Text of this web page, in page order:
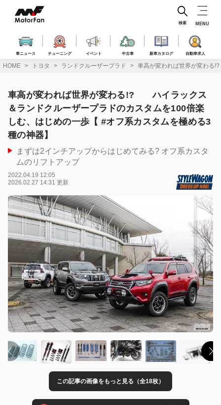
ス
車ニュース チューニング イベント 中古車 新車カタログ 自動車求人
検索 MENU
HOME トヨタ ランドクルーザープラド 車高が変われば世界が変わる
車高が変われば世界が変わる!? ハイラックス
＆ランドクルーザープラドのカスタムを100倍楽
しむ、はじめの一歩【 #オフ系カスタムを極める3
種の神器】
まずは2インチアップからはじめてみる? オフ系カスタ
ムのリフトアップ
2022.04.19 12:05
2026.02.27 14:31 更新
この記事の画像をもっと見る（全18枚）